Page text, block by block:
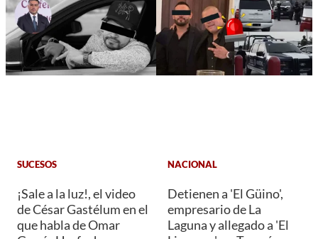
SUCESOS
¡Sale a la luz!, el video
de César Gastélum en el
que habla de Omar
NACIONAL
Detienen a 'El Güino',
empresario de La
Laguna y allegado a 'El